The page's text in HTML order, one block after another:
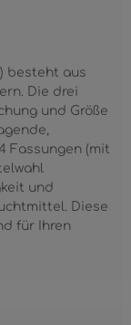
besteht aus
Die drei
und Größe
Fassungen (mit
und
Diese
für Ihren